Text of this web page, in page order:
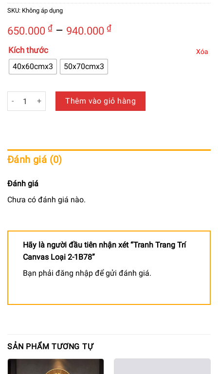
SKU: Không áp dụng
650.000 ₫ – 940.000 ₫Khoảng
940.000 ₫
Kích thước
40x60cmx3 50x70cmx3
Xóa
Tranh Trang Trí Canvas Loại 2-1B78 số lượng
Thêm vào giỏ hàng
Đánh giá (0)
Đánh giá
Chưa có đánh giá nào.
Hãy là người đầu tiên nhận xét “Tranh Trang Trí
Canvas Loại 2-1B78”
Bạn phải đăng nhập để gửi đánh giá.
SẢN PHẨM TƯƠNG TỰ